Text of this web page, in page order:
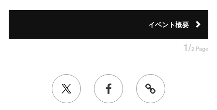
イベント概要
1/2 Page